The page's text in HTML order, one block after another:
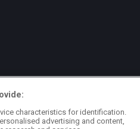
characteristics for identification.
advertising and content,